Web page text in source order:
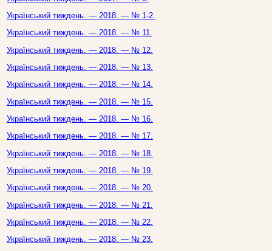
Український тиждень. — 2018. — № 1-2.
Український тиждень. — 2018. — № 11.
Український тиждень. — 2018. — № 12.
Український тиждень. — 2018. — № 13.
Український тиждень. — 2018. — № 14.
Український тиждень. — 2018. — № 15.
Український тиждень. — 2018. — № 16.
Український тиждень. — 2018. — № 17.
Український тиждень. — 2018. — № 18.
Український тиждень. — 2018. — № 19.
Український тиждень. — 2018. — № 20.
Український тиждень. — 2018. — № 21.
Український тиждень. — 2018. — № 22.
Український тиждень. — 2018. — № 23.